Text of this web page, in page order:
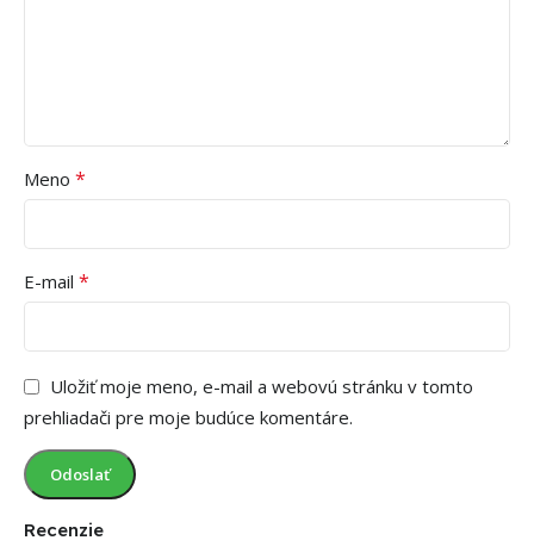
Recenzie
Meno *
E-mail *
Uložiť moje meno, e-mail a webovú stránku v tomto
prehliadači pre moje budúce komentáre.